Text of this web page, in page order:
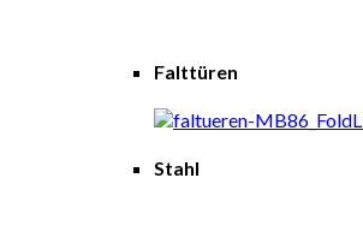
Falttüren
Stahl